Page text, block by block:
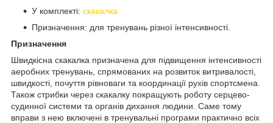
У комплекті: скакалка
Призначення: для тренувань різної інтенсивності.
Призначення
Швидкісна скакалка призначена для підвищення інтенсивності
аеробних тренувань, спрямованих на розвиток витривалості,
швидкості, почуття рівноваги та координації рухів спортсмена.
Також стрибки через скакалку покращують роботу серцево-
судинної системи та органів дихання людини. Саме тому
вправи з нею включені в тренувальні програми практично всіх